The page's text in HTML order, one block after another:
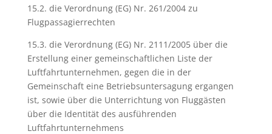
15.2. die Verordnung (EG) Nr. 261/2004 zu
Flugpassagierrechten
15.3. die Verordnung (EG) Nr. 2111/2005 über die
Erstellung einer gemeinschaftlichen Liste der
Luftfahrtunternehmen, gegen die in der
Gemeinschaft eine Betriebsuntersagung ergangen
ist, sowie über die Unterrichtung von Fluggästen
über die Identität des ausführenden
Luftfahrtunternehmens